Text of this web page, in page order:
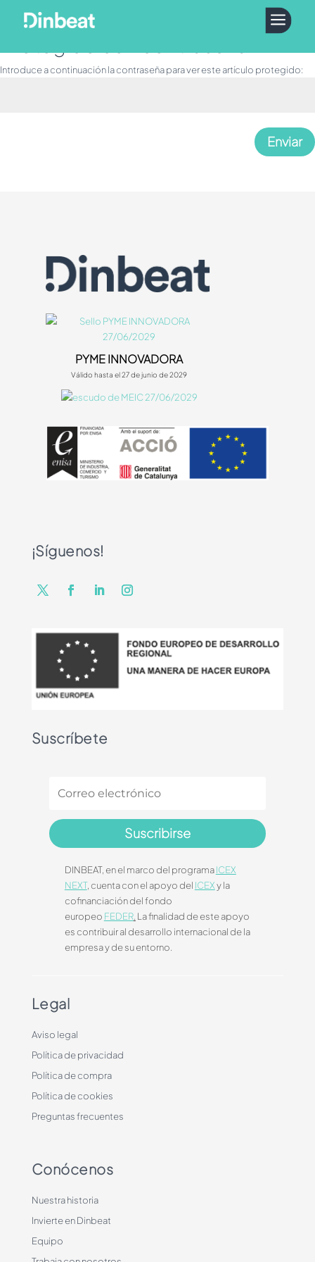
a
Introduce a continuación la contraseña para ver este artículo protegido:
Enviar
PYME INNOVADORA
Válido hasta el 27 de junio de 2029
¡Síguenos!
Suscríbete
Suscribirse
DINBEAT, en el marco del programaICEX
NEXT, cuenta con el apoyo del ICEXy la
cofinanciación del fondo
europeo FEDER. La finalidad de este apoyo
es contribuir al desarrollo internacional de la
empresa y de su entorno.
Legal
Aviso legal
Política de privacidad
Política de compra
Política de cookies
Preguntas frecuentes
Conócenos
Nuestra historia
Invierte en Dinbeat
Equipo